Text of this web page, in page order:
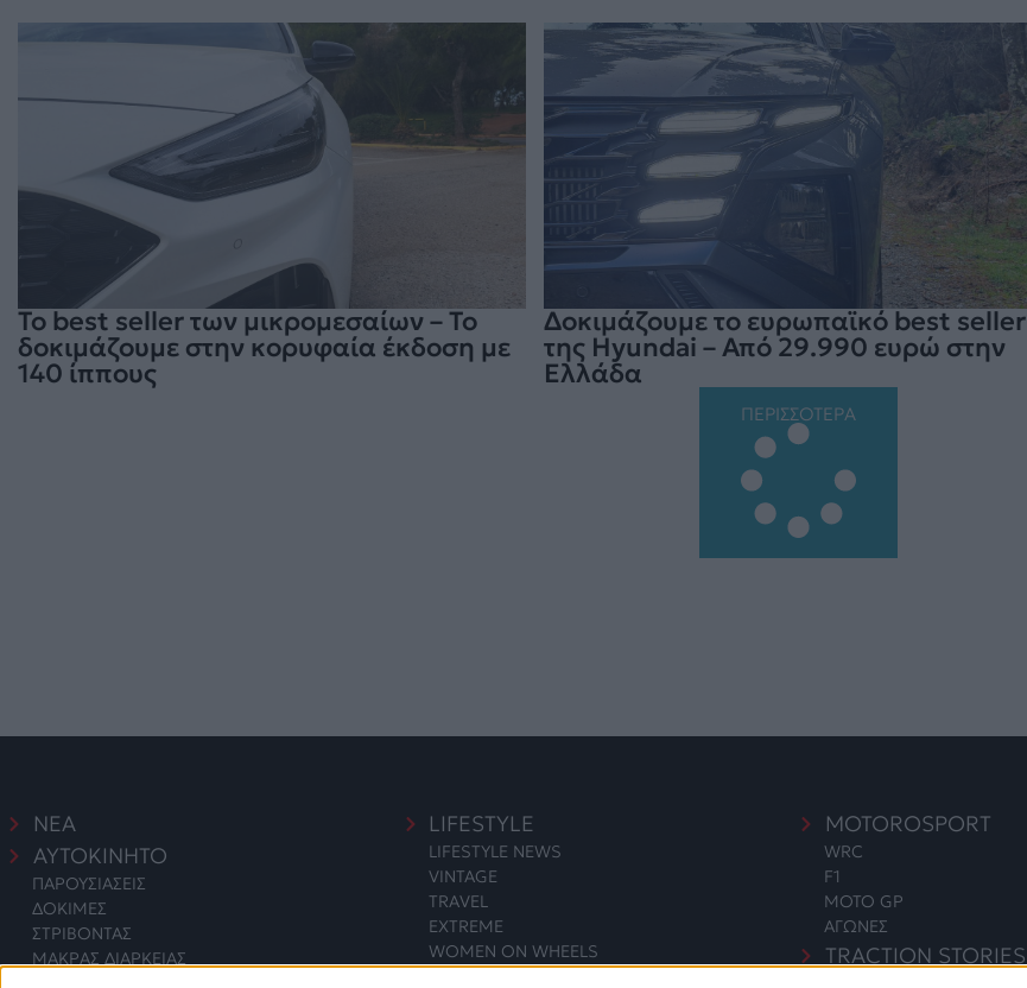
Το best seller των μικρομεσαίων – Το
δοκιμάζουμε στην κορυφαία έκδοση με
140 ίππους
Δοκιμάζουμε το ευρωπαϊκό best seller
της Hyundai – Από 29.990 ευρώ στην
Ελλάδα
ΠΕΡΙΣΣΟΤΕΡΑ
ΝΕΑ
ΑΥΤΟΚΙΝΗΤΟ
ΠΑΡΟΥΣΙΑΣΕΙΣ
ΔΟΚΙΜΕΣ
ΣΤΡΙΒΟΝΤΑΣ
ΜΑΚΡΑΣ ΔΙΑΡΚΕΙΑΣ
LIFESTYLE
LIFESTYLE NEWS
VINTAGE
TRAVEL
EXTREME
WOMEN ON WHEELS
MOTOROSPORT
WRC
F1
MOTO GP
ΑΓΩΝΕΣ
TRACTION STORIES